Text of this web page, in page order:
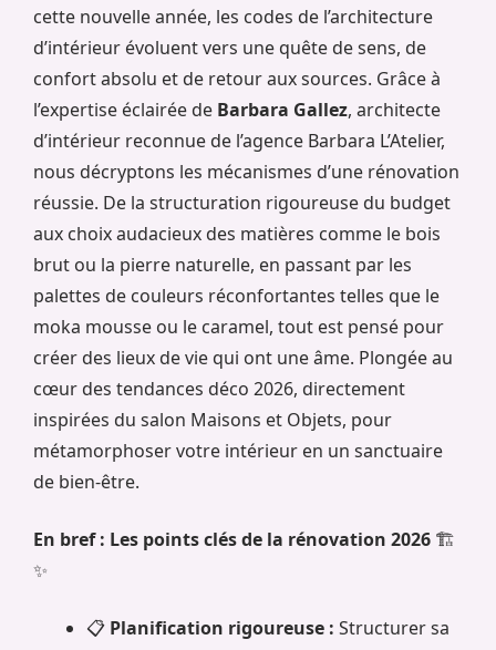
cette nouvelle année, les codes de l’architecture
d’intérieur évoluent vers une quête de sens, de
confort absolu et de retour aux sources. Grâce à
l’expertise éclairée de Barbara Gallez, architecte
d’intérieur reconnue de l’agence Barbara L’Atelier,
nous décryptons les mécanismes d’une rénovation
réussie. De la structuration rigoureuse du budget
aux choix audacieux des matières comme le bois
brut ou la pierre naturelle, en passant par les
palettes de couleurs réconfortantes telles que le
moka mousse ou le caramel, tout est pensé pour
créer des lieux de vie qui ont une âme. Plongée au
cœur des tendances déco 2026, directement
inspirées du salon Maisons et Objets, pour
métamorphoser votre intérieur en un sanctuaire
de bien-être.
En bref : Les points clés de la rénovation 2026 🏗️
✨
📋 Planification rigoureuse : Structurer sa